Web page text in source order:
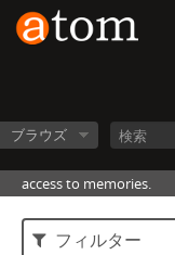
ブラウズ
access to memories.
フィルター